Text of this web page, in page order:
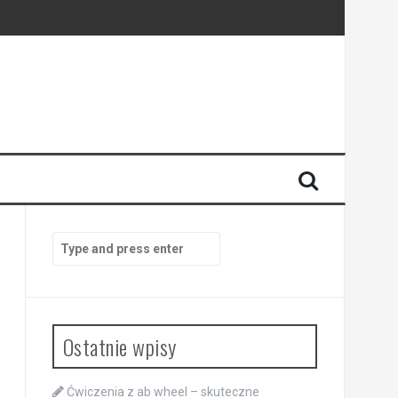
for:
Ostatnie wpisy
Ćwiczenia z ab wheel – skuteczne